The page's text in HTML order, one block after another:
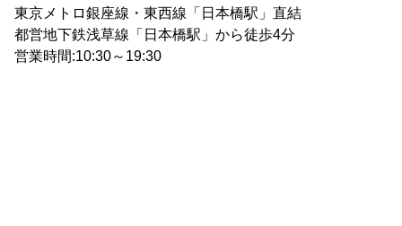
東京メトロ銀座線・東西線「日本橋駅」直結
都営地下鉄浅草線「日本橋駅」から徒歩4分
営業時間:10:30～19:30